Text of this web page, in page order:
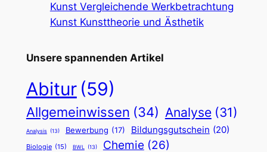
Kunst Vergleichende Werkbetrachtung
Kunst Kunsttheorie und Ästhetik
Unsere spannenden Artikel
Abitur (59)
Allgemeinwissen (34) Analyse (31)
Analysis (13) Bewerbung (17) Bildungsgutschein (20)
Biologie (15) BWL (13) Chemie (26)